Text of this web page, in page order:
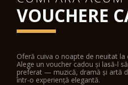
VOUCHERE
Oferă cuiva o noapte de neuitat la
Alege un voucher cadou și lasă-l
preferat — muzică, dramă și artă
într-o experiență elegantă.